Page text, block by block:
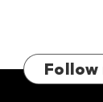
Follow